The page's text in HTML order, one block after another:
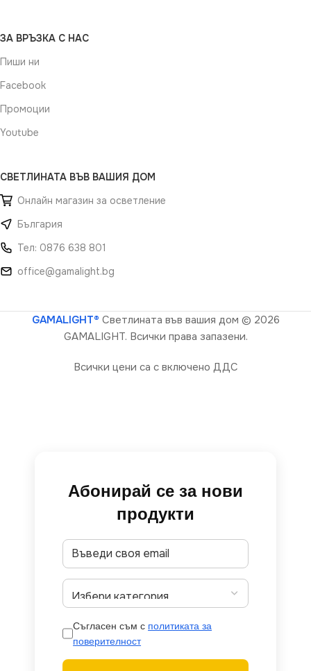
ЗА ВРЪЗКА С НАС
Пиши ни
Facebook
Промоции
Youtube
СВЕТЛИНАТА ВЪВ ВАШИЯ ДОМ
Онлайн магазин за осветление
България
Тел: 0876 638 801
office@gamalight.bg
GAMALIGHT® Светлината във вашия дом © 2026
GAMALIGHT. Всички права запазени.
Всички цени са с включено ДДС
Абонирай се за нови
продукти
Съгласен съм с политиката за
поверителност